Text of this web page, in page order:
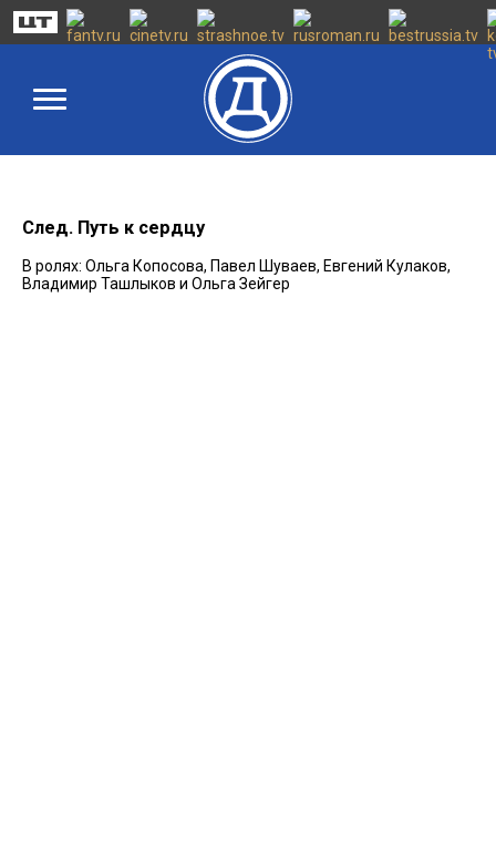
След. Путь к сердцу
В ролях: Ольга Копосова, Павел Шуваев, Евгений Кулаков,
Владимир Ташлыков и Ольга Зейгер